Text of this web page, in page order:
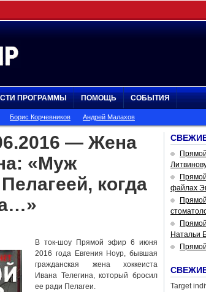
ПРОГРАММЫ ПОМОЩЬ СОБЫТИЯ
Борис Корчевников Андрей Малахов
— Жена
«Муж
когда
В ток-шоу Прямой эфир 6 июня
2016 года Евгения Ноур, бывшая
гражданская жена хоккеиста
Ивана Телегина, который бросил
ее ради Пелагеи.
файлах
Натальи
Target